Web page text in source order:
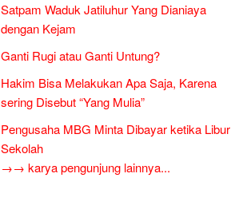
Satpam Waduk Jatiluhur Yang Dianiaya
dengan Kejam
Ganti Rugi atau Ganti Untung?
Hakim Bisa Melakukan Apa Saja, Karena
sering Disebut “Yang Mulia”
Pengusaha MBG Minta Dibayar ketika Libur
Sekolah
→→ karya pengunjung lainnya...